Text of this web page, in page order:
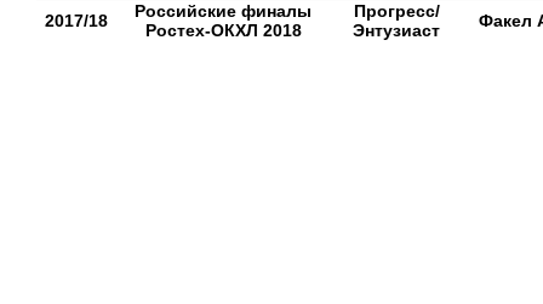
2017/18
Российские финалы
Ростех-ОКХЛ 2018
Прогресс/
Энтузиаст
Факел